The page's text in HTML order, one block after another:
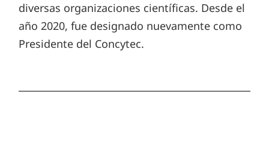
diversas organizaciones científicas. Desde el
año 2020, fue designado nuevamente como
Presidente del Concytec.